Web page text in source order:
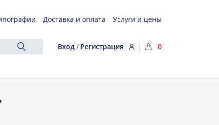
Доставка и оплата Услуги и цены
Вход/ Регистрация 0